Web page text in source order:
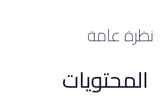
نظرة عامة
المحتويات